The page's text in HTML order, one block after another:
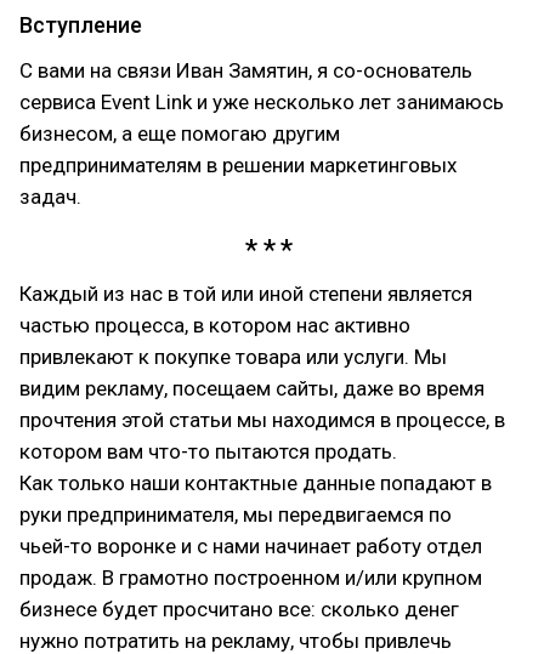
Вступление
С вами на связи Иван Замятин, я со-основатель
сервиса Event Link и уже несколько лет занимаюсь
бизнесом, а еще помогаю другим
предпринимателям в решении маркетинговых
задач.
Каждый из нас в той или иной степени является
частью процесса, в котором нас активно
привлекают к покупке товара или услуги. Мы
видим рекламу, посещаем сайты, даже во время
прочтения этой статьи мы находимся в процессе, в
котором вам что-то пытаются продать.
Как только наши контактные данные попадают в
руки предпринимателя, мы передвигаемся по
чьей-то воронке и с нами начинает работу отдел
продаж. В грамотно построенном и/или крупном
бизнесе будет просчитано все: сколько денег
нужно потратить на рекламу, чтобы привлечь